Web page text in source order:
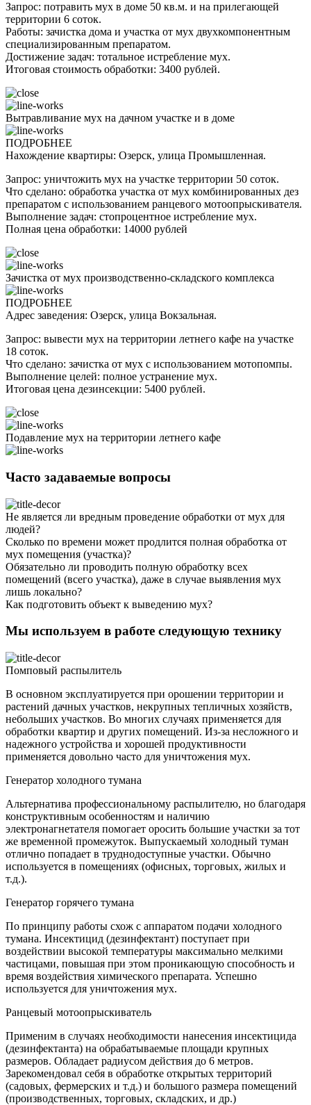
Запрос: потравить мух в доме 50 кв.м. и на прилегающей
территории 6 соток.
Работы: зачистка дома и участка от мух двухкомпонентным
специализированным препаратом.
Достижение задач: тотальное истребление мух.
Итоговая стоимость обработки: 3400 рублей.
Вытравливание мух на дачном участке и в доме
ПОДРОБНЕЕ
Нахождение квартиры: Озерск, улица Промышленная.
Запрос: уничтожить мух на участке территории 50 соток.
Что сделано: обработка участка от мух комбинированных дез
препаратом с использованием ранцевого мотоопрыскивателя.
Выполнение задач: стопроцентное истребление мух.
Полная цена обработки: 14000 рублей
Зачистка от мух производственно-складского комплекса
ПОДРОБНЕЕ
Адрес заведения: Озерск, улица Вокзальная.
Запрос: вывести мух на территории летнего кафе на участке
18 соток.
Что сделано: зачистка от мух с использованием мотопомпы.
Выполнение целей: полное устранение мух.
Итоговая цена дезинсекции: 5400 рублей.
Подавление мух на территории летнего кафе
Часто задаваемые вопросы
Не является ли вредным проведение обработки от мух для
людей?
Сколько по времени может продлится полная обработка от
мух помещения (участка)?
Обязательно ли проводить полную обработку всех
помещений (всего участка), даже в случае выявления мух
лишь локально?
Как подготовить объект к выведению мух?
Мы используем в работе следующую технику
Помповый распылитель
В основном эксплуатируется при орошении территории и
растений дачных участков, некрупных тепличных хозяйств,
небольших участков. Во многих случаях применяется для
обработки квартир и других помещений. Из-за несложного и
надежного устройства и хорошей продуктивности
применяется довольно часто для уничтожения мух.
Генератор холодного тумана
Альтернатива профессиональному распылителю, но благодаря
конструктивным особенностям и наличию
электронагнетателя помогает оросить большие участки за тот
же временной промежуток. Выпускаемый холодный туман
отлично попадает в труднодоступные участки. Обычно
используется в помещениях (офисных, торговых, жилых и
т.д.).
Генератор горячего тумана
По принципу работы схож с аппаратом подачи холодного
тумана. Инсектицид (дезинфектант) поступает при
воздействии высокой температуры максимально мелкими
частицами, повышая при этом проникающую способность и
время воздействия химического препарата. Успешно
используется для уничтожения мух.
Ранцевый мотоопрыскиватель
Применим в случаях необходимости нанесения инсектицида
(дезинфектанта) на обрабатываемые площади крупных
размеров. Обладает радиусом действия до 6 метров.
Зарекомендовал себя в обработке открытых территорий
(садовых, фермерских и т.д.) и большого размера помещений
(производственных, торговых, складских, и др.)